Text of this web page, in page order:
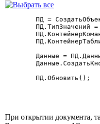
При открытии документа,